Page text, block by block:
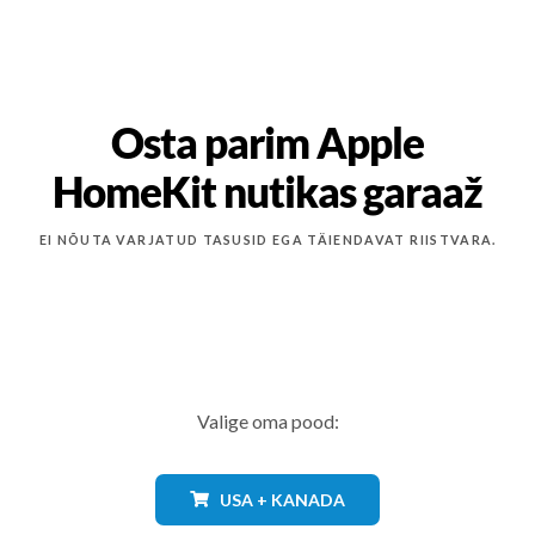
Osta parim Apple
HomeKit nutikas garaaž
EI NÕUTA VARJATUD TASUSID EGA TÄIENDAVAT RIISTVARA.
Valige oma pood:
USA + KANADA